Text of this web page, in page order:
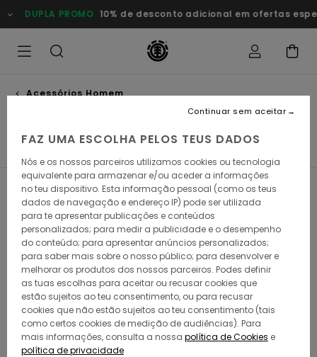
para
a
produtos
DUPLA PROMO 10% de desconto adicional em ofertas
Acessórios Homem
Filtrar e Ordenar 15Resultados
Avançar
para
procurar
critérios
filtragem
Avançar
para
ordenar
FAZ UMA ESCOLHA PELOS TEUS DADOS
Nós e os nossos parceiros utilizamos cookies ou tecnologia
equivalente para armazenar e/ou aceder a informações
no teu dispositivo. Esta informação pessoal (como os teus
dados de navegação e endereço IP) pode ser utilizada
para te apresentar publicações e conteúdos
personalizados; para medir a publicidade e o desempenho
do conteúdo; para apresentar anúncios personalizados;
para saber mais sobre o nosso público; para desenvolver e
melhorar os produtos dos nossos parceiros. Podes definir
as tuas escolhas para aceitar ou recusar cookies que
estão sujeitos ao teu consentimento, ou para recusar
cookies que não estão sujeitos ao teu consentimento (tais
como certos cookies de medição de audiências). Para
mais informações, consulta a nossa política de Cookies e
política de privacidade
Continuar sem aceitar